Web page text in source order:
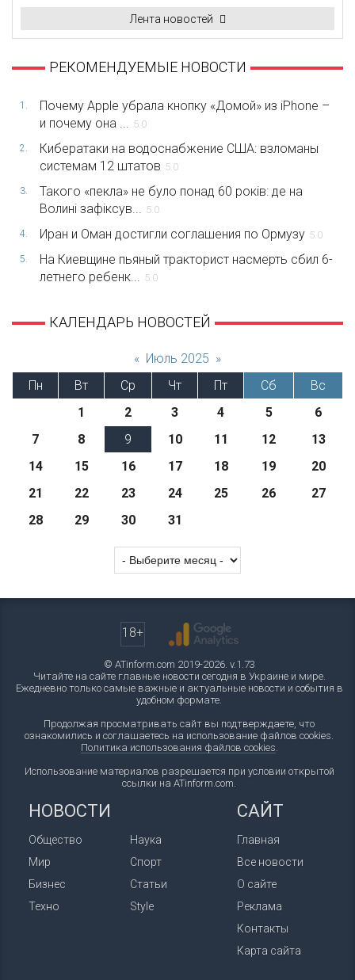
Лента новостей
РЕКОМЕНДУЕМЫЕ НОВОСТИ
1.
Почему Apple убрала кнопку «Домой» из iPhone –
и почему она ... 5.0
2.
Кибератаки на водоснабжение США: взломаны
системам 12 штатов 5.0
3.
Такого «пекла» не було понад 60 років: де на
Волині зафіксув... 5.0
4. Иран и Оман достигли соглашения по Ормузу 5.0
5.
На Киевщине пьяный тракторист насмерть сбил 6-
летнего ребенк... 5.0
КАЛЕНДАРЬ НОВОСТЕЙ
« Июль 2025 »
Пн
Вт Ср Чт Пт Сб
Вс
1
2 3 4 5
6
7
8 9 10 11 12
13
14
15 16 17 18 19
20
21
22 23 24 25 26
27
28
29 30 31
18+
© ATinform.com 2019-2026. v.1.73
Читайте на сайте главные новости сегодня в Украине и мире.
Ежедневно только самые важные и актуальные новости и события в
удобном формате.
Продолжая просматривать сайт вы подтверждаете, что
ознакомились и соглашаетесь на использование файлов cookies.
Политика использования файлов cookies.
Использование материалов разрешается при условии открытой
ссылки на ATinform.com.
НОВОСТИ
Общество
Мир
Бизнес
Техно
Наука
Спорт
Статьи
Style
САЙТ
Главная
Все новости
О сайте
Реклама
Контакты
Карта сайта